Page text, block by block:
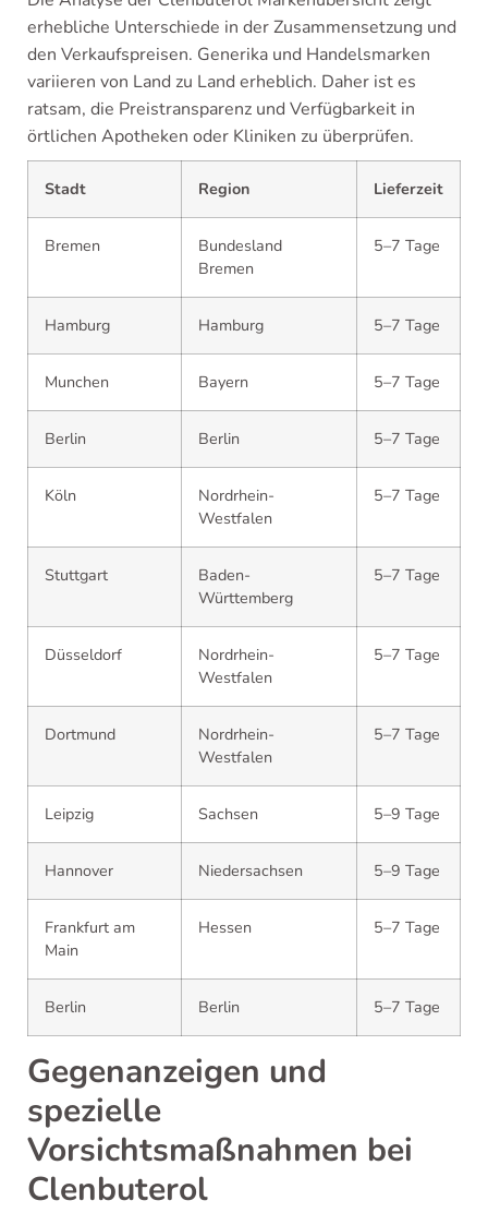
erhebliche Unterschiede in der Zusammensetzung und
den Verkaufspreisen. Generika und Handelsmarken
variieren von Land zu Land erheblich. Daher ist es
ratsam, die Preistransparenz und Verfügbarkeit in
örtlichen Apotheken oder Kliniken zu überprüfen.
Stadt Region Lieferzeit
Bremen
Bundesland
Bremen
5–7 Tage
Hamburg Hamburg 5–7 Tage
Munchen Bayern 5–7 Tage
Berlin Berlin 5–7 Tage
Köln
Nordrhein-
Westfalen
5–7 Tage
Stuttgart
Baden-
Württemberg
5–7 Tage
Düsseldorf
Nordrhein-
Westfalen
5–7 Tage
Dortmund
Nordrhein-
Westfalen
5–7 Tage
Leipzig Sachsen 5–9 Tage
Hannover Niedersachsen 5–9 Tage
Frankfurt am
Main
Hessen 5–7 Tage
Berlin Berlin 5–7 Tage
Gegenanzeigen und
spezielle
Vorsichtsmaßnahmen bei
Clenbuterol